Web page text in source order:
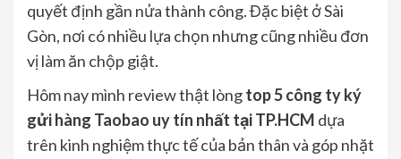
quyết định gần nửa thành công. Đặc biệt ở Sài
Gòn, nơi có nhiều lựa chọn nhưng cũng nhiều đơn
vị làm ăn chộp giật.
Hôm nay mình review thật lòngtop 5 công ty ký
gửi hàng Taobao uy tín nhất tại TP.HCM dựa
trên kinh nghiệm thực tế của bản thân và góp nhặt